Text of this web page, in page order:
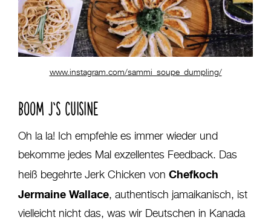
www.instagram.com/sammi_soupe_dumpling/
BOOM J‘S CUISINE
Oh la la! Ich empfehle es immer wieder und
bekomme jedes Mal exzellentes Feedback. Das
heiß begehrte Jerk Chicken von Chefkoch
Jermaine Wallace, authentisch jamaikanisch, ist
vielleicht nicht das, was wir Deutschen in Kanada